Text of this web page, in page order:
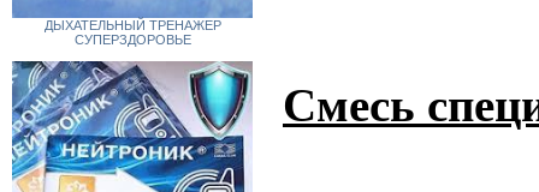
ДЫХАТЕЛЬНЫЙ ТРЕНАЖЕР
СУПЕРЗДОРОВЬЕ
Смесь